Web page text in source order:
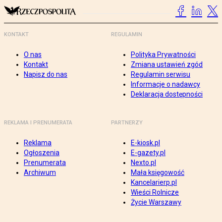
KONTAKT
O nas
Kontakt
Napisz do nas
REGULAMIN
Polityka Prywatności
Zmiana ustawień zgód
Regulamin serwisu
Informacje o nadawcy
Deklaracja dostępności
REKLAMA I PRENUMERATA
Reklama
Ogłoszenia
Prenumerata
Archiwum
PARTNERZY
E-kiosk.pl
E-gazety.pl
Nexto.pl
Mała księgowość
Kancelarierp.pl
Wieści Rolnicze
Życie Warszawy